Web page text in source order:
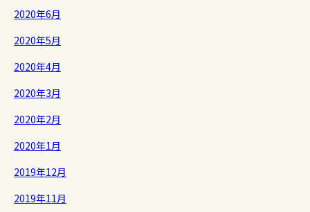
2020年6月
2020年5月
2020年4月
2020年3月
2020年2月
2020年1月
2019年12月
2019年11月